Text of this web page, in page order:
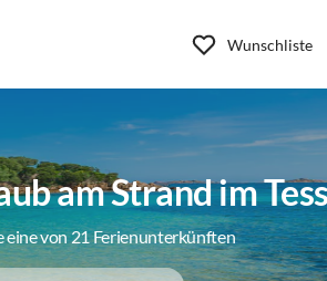
Wunschliste
am Strand im
eine von 21 Ferienunterkünften